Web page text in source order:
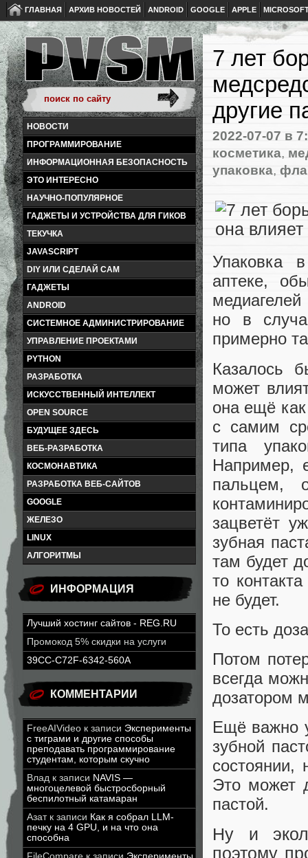
ГЛАВНАЯ АРХИВ НОВОСТЕЙ ANDROID GOOGLE APPLE
НОВОСТИ
ПРОГРАММИРОВАНИЕ
ИНФОРМАЦИОННАЯ БЕЗОПАСНОСТЬ
ЭТО ИНТЕРЕСНО
НАУЧНО-ПОПУЛЯРНОЕ
ГАДЖЕТЫ И УСТРОЙСТВА ДЛЯ ГИКОВ
ТЕКУЧКА
JAVASCRIPT
DIY ИЛИ СДЕЛАЙ САМ
ГАДЖЕТЫ
ANDROID
СИСТЕМНОЕ АДМИНИСТРИРОВАНИЕ
УПРАВЛЕНИЕ ПРОЕКТАМИ
PYTHON
РАЗРАБОТКА
ИСКУССТВЕННЫЙ ИНТЕЛЛЕКТ
OPEN SOURCE
БУДУЩЕЕ ЗДЕСЬ
ВЕБ-РАЗРАБОТКА
КОСМОНАВТИКА
РАЗРАБОТКА ВЕБ-САЙТОВ
GOOGLE
ЖЕЛЕЗО
LINUX
АЛГОРИТМЫ
ИНФОРМАЦИЯ
Лучший хостинг сайтов - REG.RU
Промокод 5% скидки на услуги
39CC-C72F-6342-560A
КОММЕНТАРИИ
FreeAIVideo к записи Эксперименты
с тиграми и другие способы
преподавать программирование
студентам, которым скучно
Влад к записи NAVIS —
многоцелевой быстросборный
беспилотный катамаран
Азатк записи Как я собрал LLM-
печку на 4 GPU, и на что она
способна
7 лет
другие
2022-07-07 в
косметика,
упаковка,
Упаковка
аптеке,
но в
примерно
Казалось
может
она ещё
с самим
типа
Например,
пальцем,
зацветёт
зубная
там будет
то
не будет.
То есть
Потом
всегда
дозатором
Ещё важно
зубной
состоянии,
Это может
пастой.
Ну и
поэтому